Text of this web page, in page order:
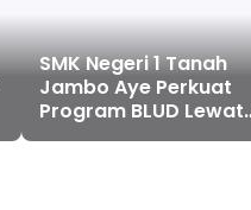
SMK Negeri 1 Tanah
Jambo Aye Perkuat
Program BLUD Lewat
Sinergi Antarsekolah